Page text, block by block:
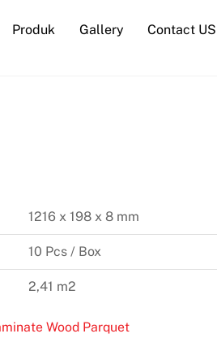
Produk Gallery Contact US
1216 x 198 x 8 mm
10 Pcs / Box
2,41 m2
Wood Parquet